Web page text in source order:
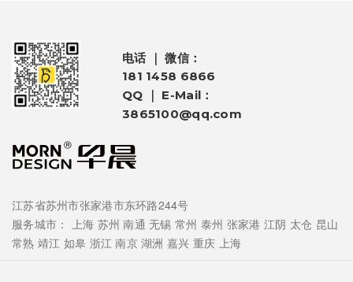
电话 ｜ 微信：
181 1458 6866
QQ ｜ E-Mail：
3865100@qq.com
江苏省苏州市张家港市东环路244号
服务城市： 上海 苏州 南通 无锡 常州 泰州 张家港 江阴 太仓 昆山
常熟 靖江 如皋 浙江 南京 湖洲 嘉兴 重庆 上海